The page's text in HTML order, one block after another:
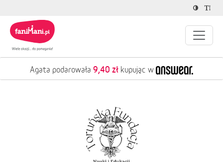
Agata podarowała 9,40 zł kupując w